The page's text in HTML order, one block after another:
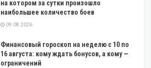
на котором за сутки произошло
наибольшее количество боев
09.08.2026
Финансовый гороскоп на неделю с 10 по
16 августа: кому ждать бонусов, а кому —
ограничений